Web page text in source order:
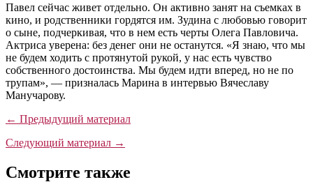
Павел сейчас живет отдельно. Он активно занят на съемках в
кино, и родственники гордятся им. Зудина с любовью говорит
о сыне, подчеркивая, что в нем есть черты Олега Павловича.
Актриса уверена: без денег они не останутся. «Я знаю, что мы
не будем ходить с протянутой рукой, у нас есть чувство
собственного достоинства. Мы будем идти вперед, но не по
трупам», — призналась Марина в интервью Вячеславу
Манучарову.
← Предыдущий материал
Следующий материал →
Смотрите также